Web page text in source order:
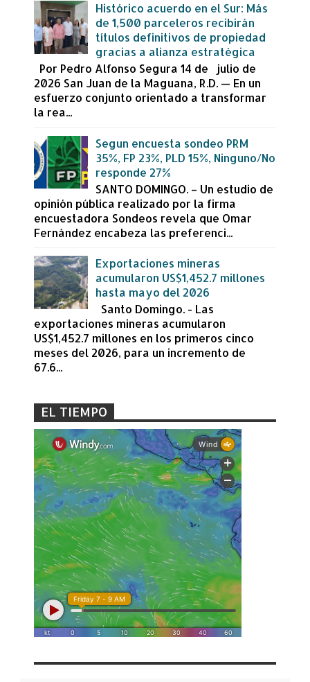
Histórico acuerdo en el Sur: Más
de 1,500 parceleros recibirán
títulos definitivos de propiedad
gracias a alianza estratégica
Por Pedro Alfonso Segura 14 de julio de
2026 San Juan de la Maguana, R.D. — En un
esfuerzo conjunto orientado a transformar
la rea...
Segun encuesta sondeo PRM
35%, FP 23%, PLD 15%, Ninguno/No
responde 27%
SANTO DOMINGO. – Un estudio de
opinión pública realizado por la firma
encuestadora Sondeos revela que Omar
Fernández encabeza las preferenci...
Exportaciones mineras
acumularon US$1,452.7 millones
hasta mayo del 2026
Santo Domingo. - Las
exportaciones mineras acumularon
US$1,452.7 millones en los primeros cinco
meses del 2026, para un incremento de
67.6...
EL TIEMPO